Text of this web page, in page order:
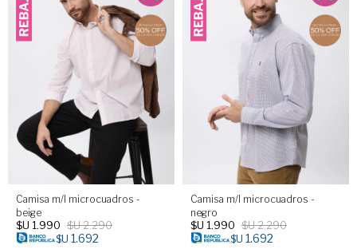
Camisa m/l microcuadros -
beige
$U 1.990 $U2.290
$U 1.692
Camisa m/l microcuadros -
negro
$U 1.990 $U2.290
$U 1.692